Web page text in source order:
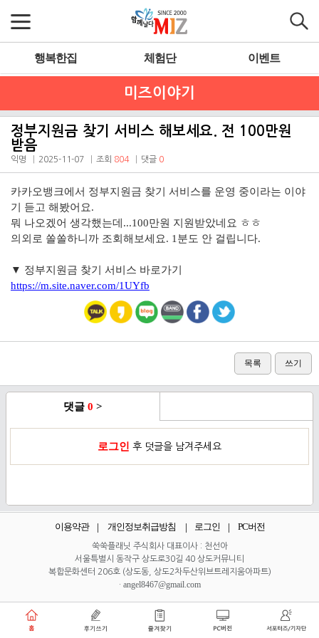
행복한집 체험단 이벤트
미즈이야기
정부지원금 찾기 서비스 해보세요. 전 100만원
받음
익명 2025-11-07 조회 804 댓글 0
카카오뱅크에서 정부지원금 찾기 서비스를 운영 중이라는 이야
기 듣고 해봤어요.
뭐 나오겠어 생각했는데...100만원 지원받았네요 ㅎㅎ
의외로 쏠쏠하니까 조회해보세요. 1분도 안 걸립니다.
▼ 정부지원금 찾기 서비스 바로가기
https://m.site.naver.com/1UYfb
목록 쓰기
댓글 0 >
로그인 후 덧글을 남겨주세요
이용약관 개인정보취급방침 로그인 PC버전
쑥쑥플래닛 주식회사 대표이사 : 천선아
서울특별시 동작구 상도로30길 40 상도커뮤니티
복합문화센터 206호 (상도동, 상도2차두산위브트레지움아파트)
· angel8467@gmail.com